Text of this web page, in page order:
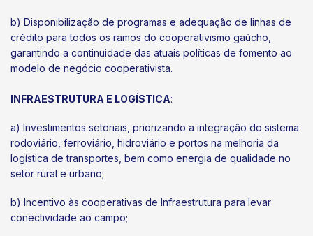
b) Disponibilização de programas e adequação de linhas de
crédito para todos os ramos do cooperativismo gaúcho,
garantindo a continuidade das atuais políticas de fomento ao
modelo de negócio cooperativista.
INFRAESTRUTURA E LOGÍSTICA:
a) Investimentos setoriais, priorizando a integração do sistema
rodoviário, ferroviário, hidroviário e portos na melhoria da
logística de transportes, bem como energia de qualidade no
setor rural e urbano;
b) Incentivo às cooperativas de Infraestrutura para levar
conectividade ao campo;